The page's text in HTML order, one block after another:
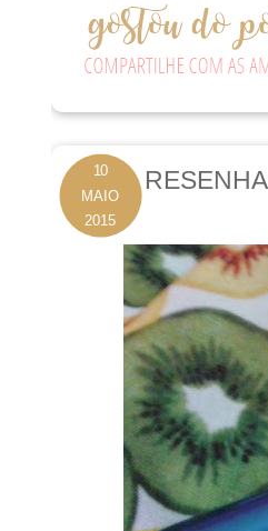
10
MAIO
2015